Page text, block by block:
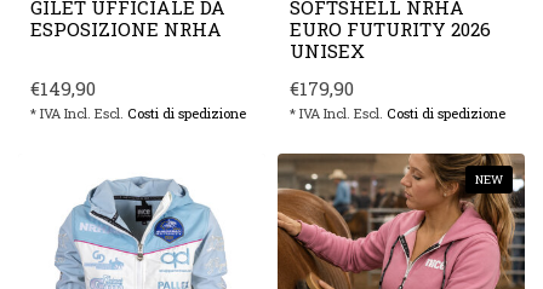
GILET UFFICIALE DA
ESPOSIZIONE NRHA
€149,90
* IVA Incl. Escl. Costi di spedizione
SOFTSHELL NRHA
EURO FUTURITY 2026
UNISEX
€179,90
* IVA Incl. Escl. Costi di spedizione
NEW